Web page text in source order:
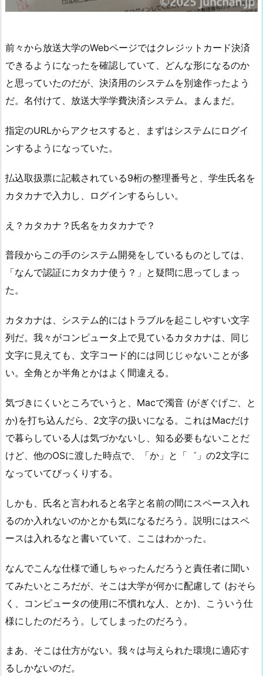
前々から放送大学のWebページではクレジットカード決済
できるようになったを確認していて、どんな形になるのか
と思っていたのだが、決済用のシステムを別途作ったよう
だ。名付けて、放送大学学費決済システム。まんまだ。
指定のURLからアクセスすると、まずはシステムにログイ
ンするようになっていた。
払込取扱票に記載されている9桁の整理番号と、学生氏名を
カタカナで入力し、ログインするらしい。
え？カタカナ？氏名をカタカナで？
普段からこの手のシステム開発をしているものとしては、
「なんで認証にカタカナ使う？」と疑問に思ってしまっ
た。
カタカナは、システム的にはトラブルを起こしやすい文字
列だ。我々がコンピュータ上で見ているカタカナは、同じ
文字に見えても、文字コード的には同じじゃないことが多
い。全角とか半角とかはよく間違える。
気づきにくいところでいうと、Macで濁音 (がぎぐげご、と
か)を打ち込んだら、2文字の扱いになる。これはMacだけ
で暮らしている人は気づかないし、知る必要もないことだ
けど、他のOSに渡した時点で、「か」と「゛」の2文字に
なっていてびっくりする。
しかも、氏名と言われると名字と名前の間にスペース入れ
るのか入れないのかとかも気になるだろう。説明にはスペ
ースは入れるなと書いていて、ここはわかった。
なんでこんな仕様で通しちゃったんだろうと責任者に聞い
てみたいところだが、そこは大学が何かに配慮して (おそら
く、コンピュータの使用に不慣れな人、とか)、こういう仕
様にしたのだろう。してしまったのだろう。
まあ、そこは仕方がない。我々は与えられた環境に適応す
るしかないのだ。